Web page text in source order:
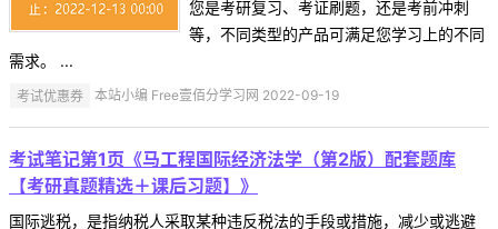
您是考研复习、考证刷题，还是考前冲刺
等，不同类型的产品可满足您学习上的不同
需求。 ...
考试优惠券 本站小编 Free壹佰分学习网 2022-09-19
考试笔记第1页《马工程国际经济法学（第2版）配套题库
【考研真题精选＋课后习题】》
国际逃税，是指纳税人采取某种违反税法的手段或措施，减少或逃避